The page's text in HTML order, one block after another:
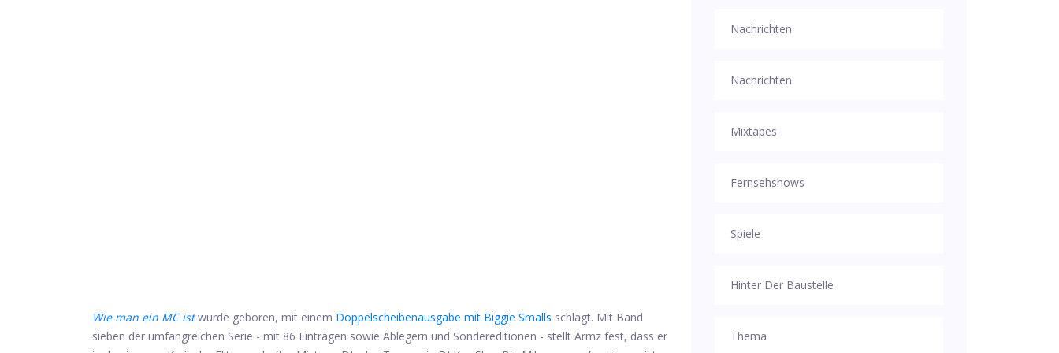
Wie man ein MC ist wurde geboren, mit einem Doppelscheibenausgabe mit Biggie Smalls schlägt. Mit Band
sieben der umfangreichen Serie - mit 86 Einträgen sowie Ablegern und Sondereditionen - stellt Armz fest, dass er
Nachrichten
Nachrichten
Mixtapes
Fernsehshows
Spiele
Hinter Der Baustelle
Thema